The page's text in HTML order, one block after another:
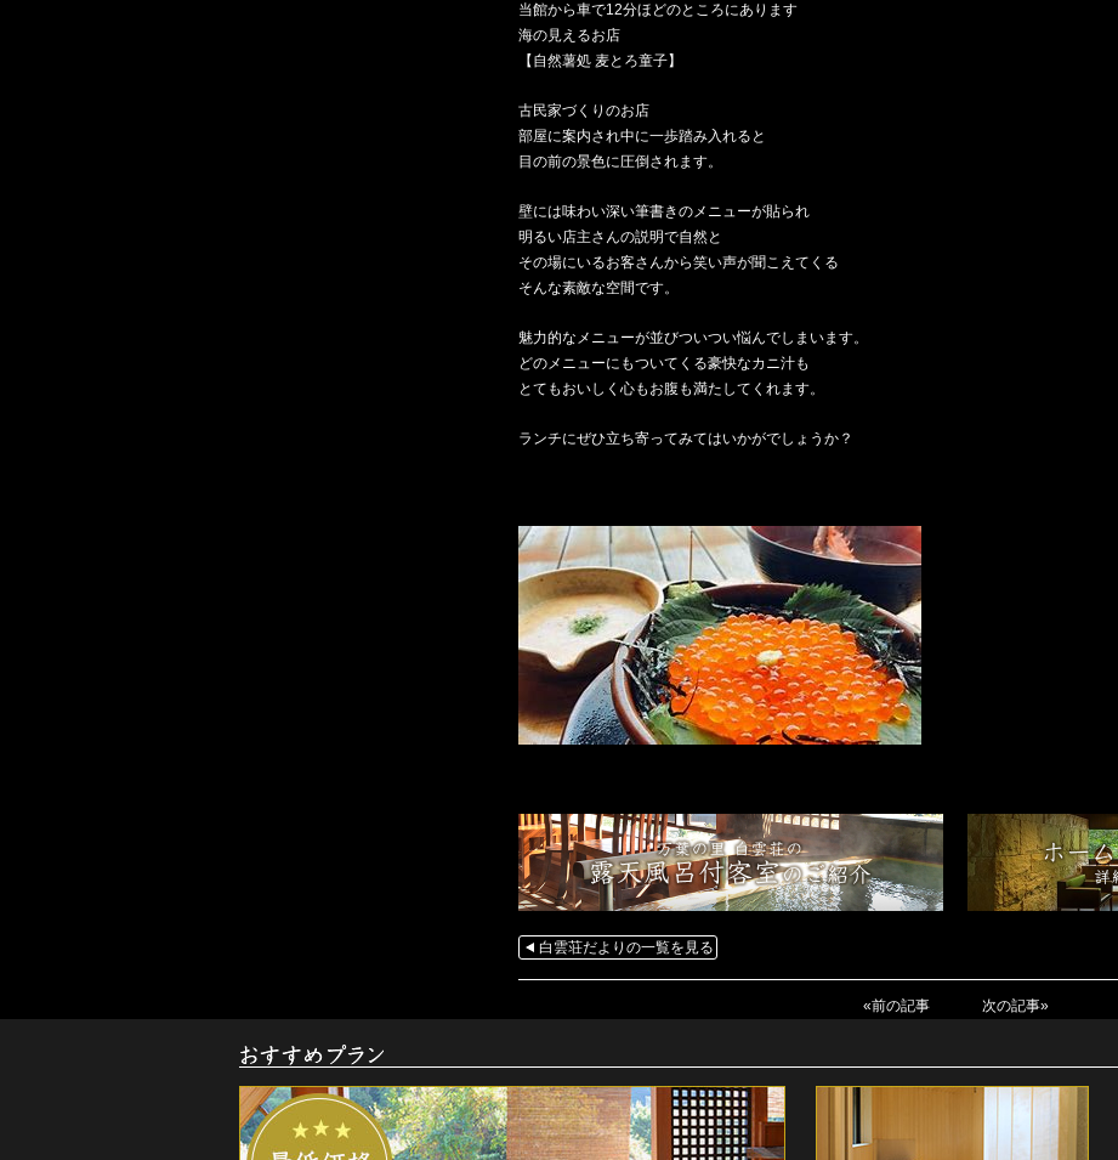
当館から車で12分ほどのところにあります
海の見えるお店
【自然薯処 麦とろ童子】
古民家づくりのお店
部屋に案内され中に一歩踏み入れると
目の前の景色に圧倒されます。
壁には味わい深い筆書きのメニューが貼られ
明るい店主さんの説明で自然と
その場にいるお客さんから笑い声が聞こえてくる
そんな素敵な空間です。
魅力的なメニューが並びついつい悩んでしまいます。
どのメニューにもついてくる豪快なカニ汁も
とてもおいしく心もお腹も満たしてくれます。
ランチにぜひ立ち寄ってみてはいかがでしょうか？
白雲荘だよりの一覧を見る
«前の記事 次の記事»
お
す
め
ご